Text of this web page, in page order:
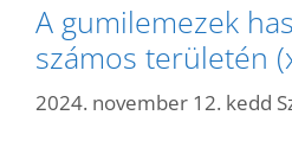
A gumilemezek
számos területén
2024. november 12. kedd